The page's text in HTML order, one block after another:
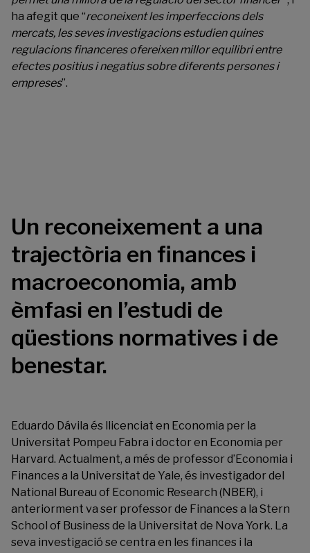
ha afegit que “reconeixent les imperfeccions dels
mercats, les seves investigacions estudien quines
regulacions financeres ofereixen millor equilibri entre
efectes positius i negatius sobre diferents persones i
empreses”.
Un reconeixement a una
trajectòria en finances i
macroeconomia, amb
èmfasi en l’estudi de
qüestions normatives i de
benestar.
Eduardo Dávila és llicenciat en Economia per la
Universitat Pompeu Fabra i doctor en Economia per
Harvard. Actualment, a més de professor d’Economia i
Finances a la Universitat de Yale, és investigador del
National Bureau of Economic Research (NBER), i
anteriorment va ser professor de Finances a la Stern
School of Business de la Universitat de Nova York. La
seva investigació se centra en les finances i la